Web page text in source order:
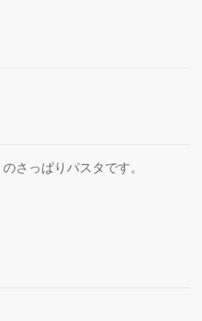
さっぱりパスタです。